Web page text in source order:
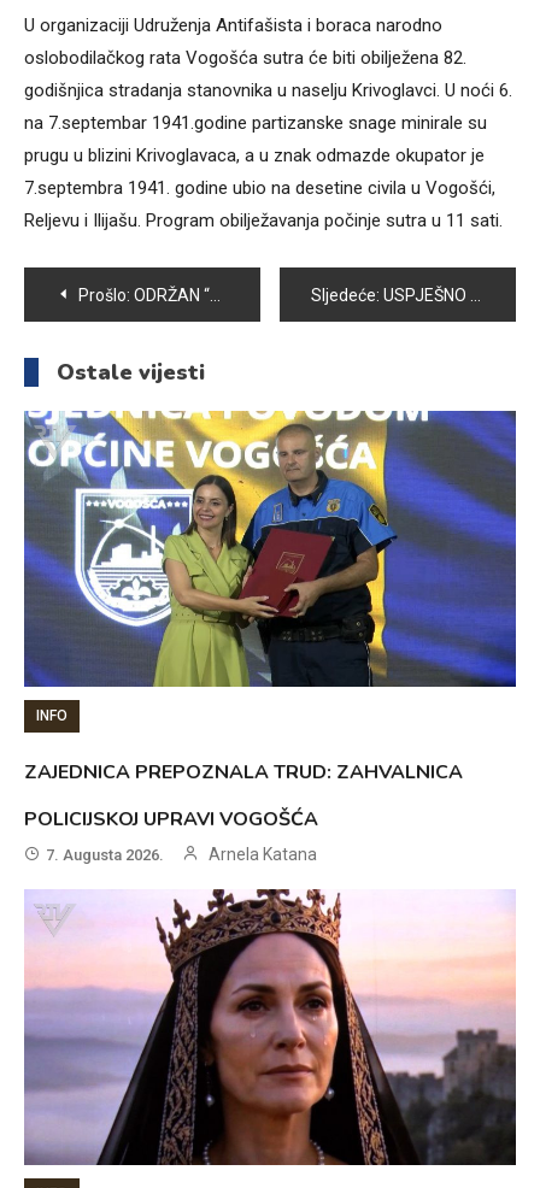
U organizaciji Udruženja Antifašista i boraca narodno
oslobodilačkog rata Vogošća sutra će biti obilježena 82.
godišnjica stradanja stanovnika u naselju Krivoglavci. U noći 6.
na 7.septembar 1941.godine partizanske snage minirale su
prugu u blizini Krivoglavaca, a u znak odmazde okupator je
7.septembra 1941. godine ubio na desetine civila u Vogošći,
Reljevu i Ilijašu. Program obilježavanja počinje sutra u 11 sati.
Navigacija
članaka
Prošlo: ODRŽAN “DAN PRVAČIĆA” ZA 371 VOGOŠĆANSKOG PRVAČIĆA Sljedeće: USPJEŠNO PROVEDEN NADZOR NAD KVALITETOM USLUGA U OPĆINI VOGOŠĆA
Ostale vijesti
INFO
ZAJEDNICA PREPOZNALA TRUD: ZAHVALNICA
POLICIJSKOJ UPRAVI VOGOŠĆA
7. Augusta 2026. Arnela Katana